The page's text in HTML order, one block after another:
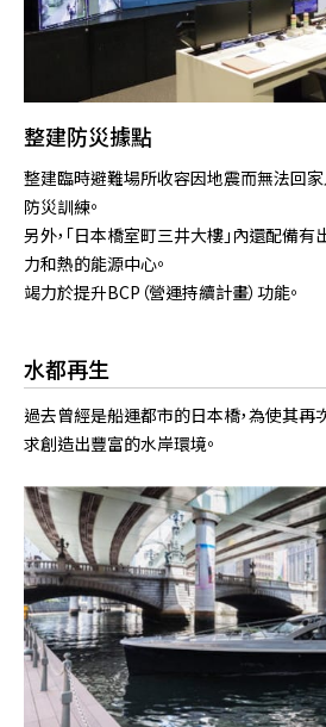
整建防災據點
整建臨時避難場所收容因地震而無法回
防災訓練。
另外，「日本橋室町三井大樓」內還配備
力和熱的能源中心。
竭力於提升BCP（營運持續計畫）功能。
水都再生
過去曾經是船運都市的日本橋，為使其再
求創造出豐富的水岸環境。